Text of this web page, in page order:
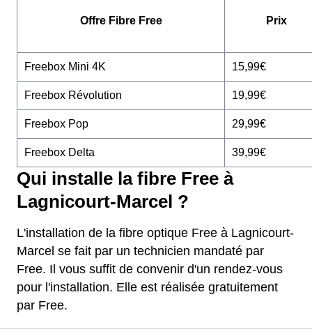
Offre Fibre Free Prix
Freebox Mini 4K 15,99€
Freebox Révolution 19,99€
Freebox Pop 29,99€
Freebox Delta 39,99€
Qui installe la fibre Free à
Lagnicourt-Marcel ?
L'installation de la fibre optique Free à Lagnicourt-
Marcel se fait par un technicien mandaté par
Free. Il vous suffit de convenir d'un rendez-vous
pour l'installation. Elle est réalisée gratuitement
par Free.